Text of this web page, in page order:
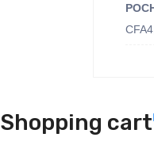
CFA
Shopping cart